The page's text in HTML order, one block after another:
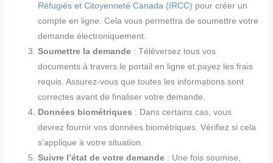
Réfugiés et Citoyenneté Canada (IRCC) pour créer un
compte en ligne. Cela vous permettra de soumettre votre
demande électroniquement.
Soumettre la demande : Téléversez tous vos
documents à travers le portail en ligne et payez les frais
requis. Assurez-vous que toutes les informations sont
correctes avant de finaliser votre demande.
Données biométriques : Dans certains cas, vous
devrez fournir vos données biométriques. Vérifiez si cela
s’applique à votre situation.
Suivre l’état de votre demande : Une fois soumise,